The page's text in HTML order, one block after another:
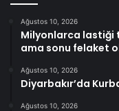
Ağustos 10, 2026
Milyonlarca lastiği
ama sonu felaket
Ağustos 10, 2026
Diyarbakır’da
Ağustos 10, 2026